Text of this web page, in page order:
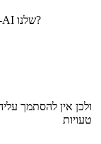
ה-AI שלנו?
טעויות